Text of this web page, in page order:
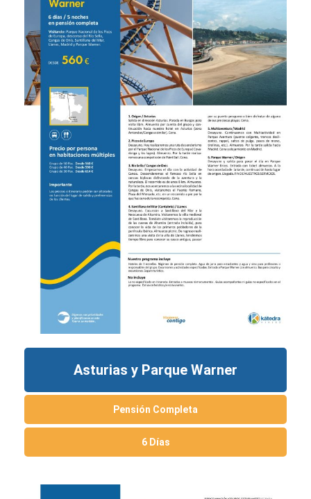
Asturias y Parque Warner
Pensión Completa
6 Días